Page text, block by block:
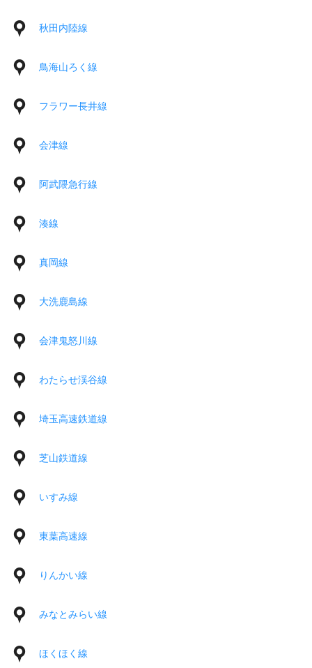
秋田内陸線
鳥海山ろく線
フラワー長井線
会津線
阿武隈急行線
湊線
真岡線
大洗鹿島線
会津鬼怒川線
わたらせ渓谷線
埼玉高速鉄道線
芝山鉄道線
いすみ線
東葉高速線
りんかい線
みなとみらい線
ほくほく線